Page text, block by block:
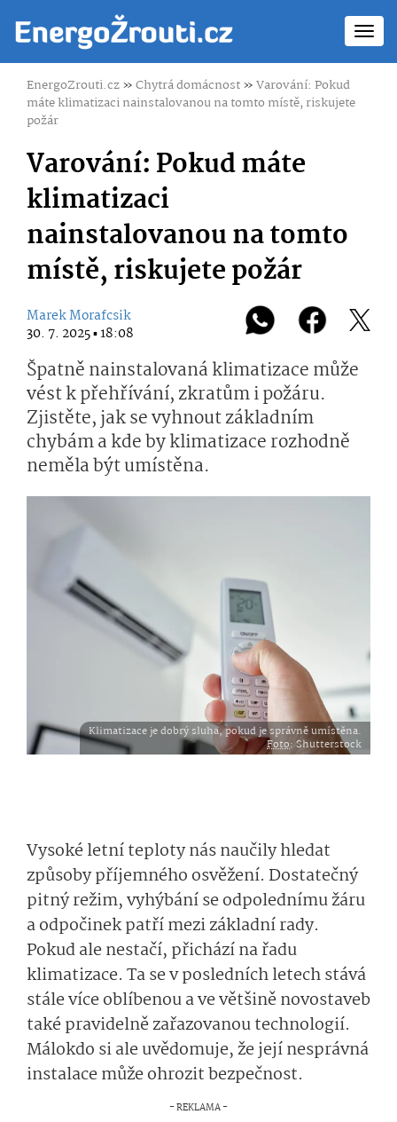
EnergoZrouti.cz»Chytrá domácnost»Varování: Pokud
máte klimatizaci nainstalovanou na tomto místě, riskujete
požár
Varování: Pokud máte
klimatizaci
nainstalovanou na tomto
místě, riskujete požár
Marek Morafcsik
30. 7. 2025 ▪ 18:08
Špatně nainstalovaná klimatizace může
vést k přehřívání, zkratům i požáru.
Zjistěte, jak se vyhnout základním
chybám a kde by klimatizace rozhodně
neměla být umístěna.
Klimatizace je dobrý sluha, pokud je správně umístěna.
Foto: Shutterstock
Vysoké letní teploty nás naučily hledat
způsoby příjemného osvěžení. Dostatečný
pitný režim, vyhýbání se odpolednímu žáru
a odpočinek patří mezi základní rady.
Pokud ale nestačí, přichází na řadu
klimatizace. Ta se v posledních letech stává
stále více oblíbenou a ve většině novostaveb
také pravidelně zařazovanou technologií.
Málokdo si ale uvědomuje, že její nesprávná
instalace může ohrozit bezpečnost.